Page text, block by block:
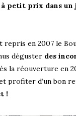
petit prix dans un
en 2007 le
déguster des
la réouverture en
profiter d’un bon
!